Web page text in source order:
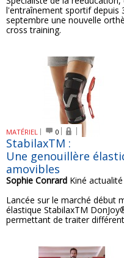
l'entraînement sportif depuis
septembre une nouvelle
cross training.
MATÉRIEL 0
StabilaxTM :
Une genouillère
amovibles
Sophie Conrard Kiné
Lancée sur le marché début
élastique StabilaxTM
permettant de traiter